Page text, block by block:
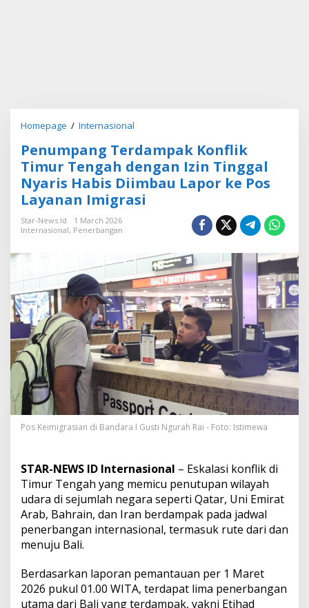
Homepage / Internasional
n
u
m
p
a
r
d
a
m
p
k
K
o
n
f
l
i
k
u
r
T
e
n
g
d
e
n
Penumpang Terdampak Konflik
Timur Tengah dengan Izin Tinggal
Nyaris Habis Diimbau Lapor ke Pos
Layanan Imigrasi
Star-News.id
1 March 2026
Internasional, Penerbangan
Pos Keimigrasian di Bandara I Gusti Ngurah Rai - Foto: Istimewa
STAR-NEWS ID Internasional – Eskalasi konflik di
Timur Tengah yang memicu penutupan wilayah
udara di sejumlah negara seperti Qatar, Uni Emirat
Arab, Bahrain, dan Iran berdampak pada jadwal
penerbangan internasional, termasuk rute dari dan
menuju Bali.
Berdasarkan laporan pemantauan per 1 Maret
2026 pukul 01.00 WITA, terdapat lima penerbangan
utama dari Bali yang terdampak, yakni Etihad